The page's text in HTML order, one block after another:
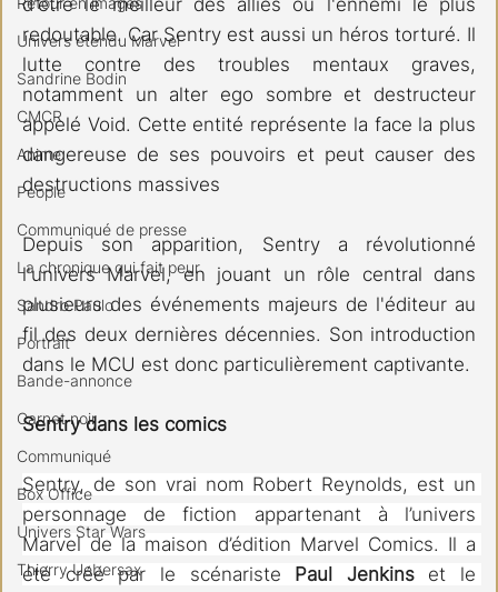
Univers étendu Marvel
Sandrine Bodin
CMCR
Anime
People
Communiqué de presse
La chronique qui fait peur
Sandro Paulo
Portrait
Bande-annonce
Carnet noir
Communiqué
Box Office
Univers Star Wars
Thierry Uebersax
d'être le meilleur des alliés ou l'ennemi le plus
redoutable. Car Sentry est aussi un héros torturé. Il
lutte contre des troubles mentaux graves,
notamment un alter ego sombre et destructeur
appelé Void. Cette entité représente la face la plus
dangereuse de ses pouvoirs et peut causer des
destructions massives
Depuis son apparition, Sentry a révolutionné
l'univers Marvel, en jouant un rôle central dans
plusieurs des événements majeurs de l'éditeur au
fil des deux dernières décennies. Son introduction
dans le MCU est donc particulièrement captivante.
Sentry dans les comics
Sentry, de son vrai nom Robert Reynolds, est un
personnage de fiction appartenant à l’univers
Marvel de la maison d’édition Marvel Comics. Il a
été créé par le scénariste
Paul Jenkins et le